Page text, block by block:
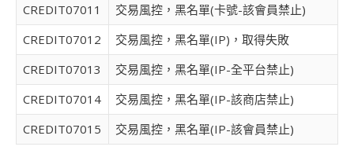
CREDIT07011
交易風控，黑名單(卡號-該會員禁止)
CREDIT07012
交易風控，黑名單(IP)，取得失敗
CREDIT07013
交易風控，黑名單(IP-全平台禁止)
CREDIT07014
交易風控，黑名單(IP-該商店禁止)
CREDIT07015
交易風控，黑名單(IP-該會員禁止)